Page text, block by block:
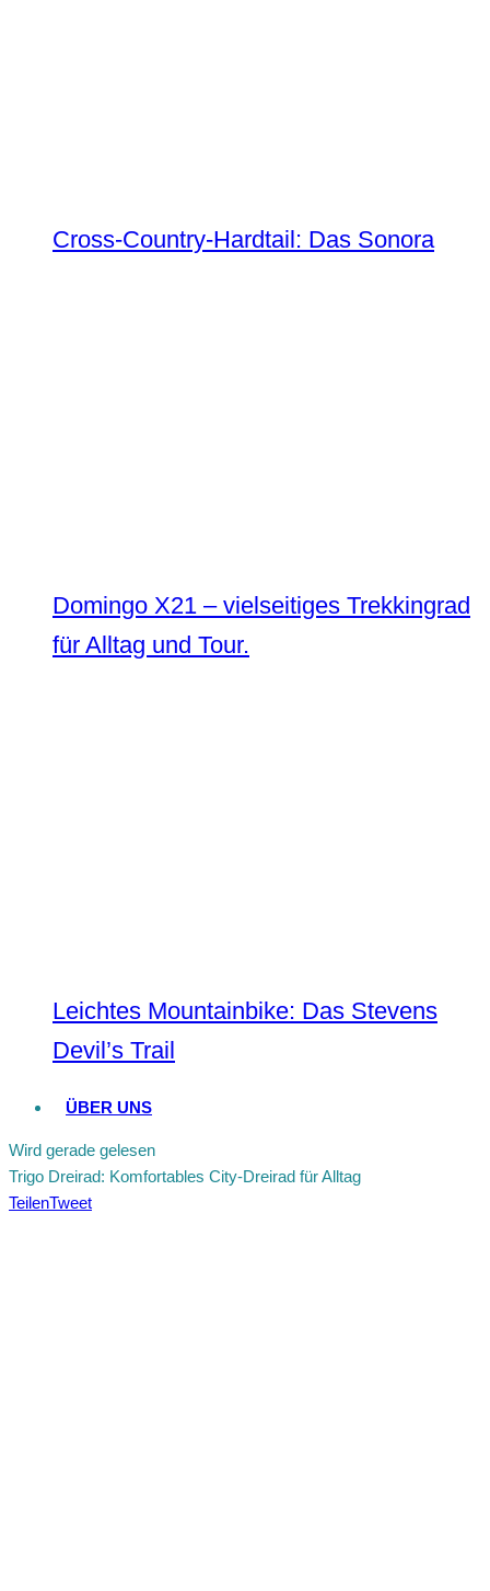
Cross-Country-Hardtail: Das Sonora
Domingo X21 – vielseitiges Trekkingrad
für Alltag und Tour.
Leichtes Mountainbike: Das Stevens
Devil’s Trail
ÜBER UNS
Wird gerade gelesen
Trigo Dreirad: Komfortables City‑Dreirad für Alltag
TeilenTweet